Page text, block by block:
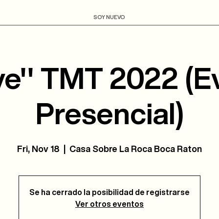
SOY NUEVO
TMT 2022
Presencial)
Fri, Nov 18
  |
Casa Sobre La Roca Boca Raton
Se ha cerrado la posibilidad de registrarse
Ver otros eventos